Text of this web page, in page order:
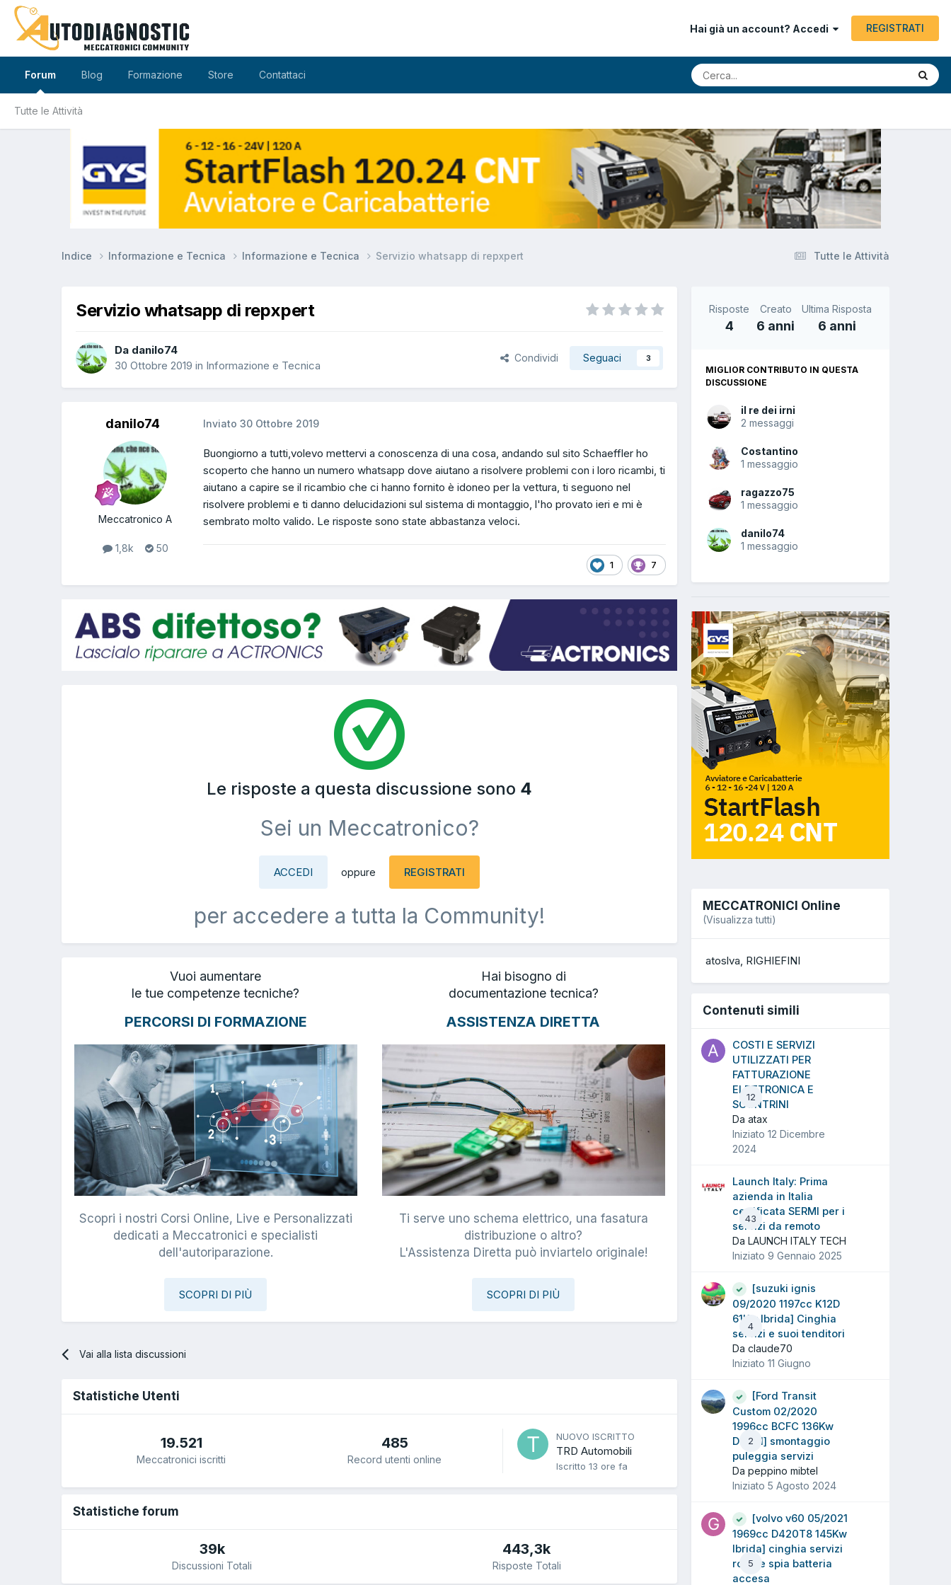
Hai già un account? Accedi REGISTRATI
Forum
Tutte le Attività
Blog Formazione Store Contattaci
Tutte le Attività
Indice Informazione e Tecnica Informazione e Tecnica Servizio whatsapp di repxpert
Servizio whatsapp di repxpert
Da danilo74
30 Ottobre 2019 in Informazione e Tecnica
Condividi Seguaci 3
danilo74
Meccatronico A
1,8k 50
Inviato 30 Ottobre 2019
Buongiorno a tutti,volevo mettervi a conoscenza di una cosa, andando sul sito Schaeffler ho
scoperto che hanno un numero whatsapp dove aiutano a risolvere problemi con i loro ricambi, ti
aiutano a capire se il ricambio che ci hanno fornito è idoneo per la vettura, ti seguono nel
risolvere problemi e ti danno delucidazioni sul sistema di montaggio, l'ho provato ieri e mi è
sembrato molto valido. Le risposte sono state abbastanza veloci.
1 7
Le risposte a questa discussione sono 4
Sei un Meccatronico?
ACCEDI oppure REGISTRATI
per accedere a tutta la Community!
Vuoi aumentare
le tue competenze tecniche?
PERCORSI DI FORMAZIONE
Scopri i nostri Corsi Online, Live e Personalizzati
dedicati a Meccatronici e specialisti
dell'autoriparazione.
SCOPRI DI PIÙ
Hai bisogno di
documentazione tecnica?
ASSISTENZA DIRETTA
Ti serve uno schema elettrico, una fasatura
distribuzione o altro?
L'Assistenza Diretta può inviartelo originale!
SCOPRI DI PIÙ
Vai alla lista discussioni
Statistiche Utenti
19.521
Meccatronici iscritti
485
Record utenti online
NUOVO ISCRITTO
TRD Automobili
Iscritto 13 ore fa
Statistiche forum
39k
Discussioni Totali
443,3k
Risposte Totali
Risposte
4
Creato
6 anni
Ultima Risposta
6 anni
MIGLIOR CONTRIBUTO IN QUESTA
DISCUSSIONE
il re dei irni
2 messaggi
Costantino
1 messaggio
ragazzo75
1 messaggio
danilo74
1 messaggio
MECCATRONICI Online
(Visualizza tutti)
atoslva RIGHIEFINI
Contenuti simili
12
COSTI E SERVIZI
UTILIZZATI PER
FATTURAZIONE
ELETTRONICA E
SCONTRINI
Da atax
Iniziato 12 Dicembre
2024
43
Launch Italy: Prima
azienda in Italia
certificata SERMI per i
servizi da remoto
Da LAUNCH ITALY TECH
Iniziato 9 Gennaio 2025
4
[suzuki ignis
09/2020 1197cc K12D
61Kw Ibrida] Cinghia
servizi e suoi tenditori
Da claude70
Iniziato 11 Giugno
2
[Ford Transit
Custom 02/2020
1996cc BCFC 136Kw
Diesel] smontaggio
puleggia servizi
Da peppino mibtel
Iniziato 5 Agosto 2024
5
[volvo v60 05/2021
1969cc D420T8 145Kw
Ibrida] cinghia servizi
rotta e spia batteria
accesa